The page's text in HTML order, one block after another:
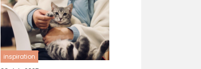
inspiration